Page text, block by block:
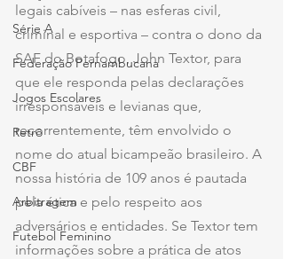
Série A
Federação Pernambucana
Jogos Escolares
Retrô
CBF
Arbitragem
Futebol Feminino
legais cabíveis – nas esferas civil,
criminal e esportiva – contra o dono da
SAF do Botafogo, John Textor, para
que ele responda pelas declarações
irresponsáveis e levianas que,
recorrentemente, têm envolvido o
nome do atual bicampeão brasileiro. A
nossa história de 109 anos é pautada
pela ética e pelo respeito aos
adversários e entidades. Se Textor tem
informações sobre a prática de atos